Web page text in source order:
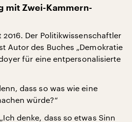
mit Zwei-Kammern-
Der Politikwissenschaftler
Autor des Buches „Demokratie
für eine entpersonalisierte
dass so was wie eine
würde?“
denke, dass so etwas Sinn